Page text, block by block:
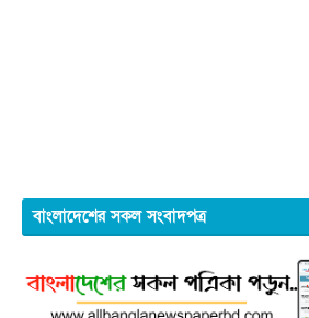
বাংলাদেশের সকল সংবাদপত্র